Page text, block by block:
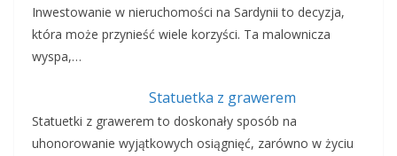
Inwestowanie w nieruchomości na Sardynii to decyzja,
która może przynieść wiele korzyści. Ta malownicza
wyspa,…
Statuetka z grawerem
Statuetki z grawerem to doskonały sposób na
uhonorowanie wyjątkowych osiągnięć, zarówno w życiu